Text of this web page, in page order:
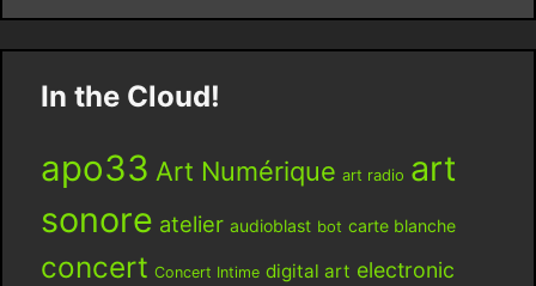
In the Cloud!
apo33 Art Numérique art radio art
sonore atelier audioblast bot carte blanche
concert Concert Intime digital art electronic